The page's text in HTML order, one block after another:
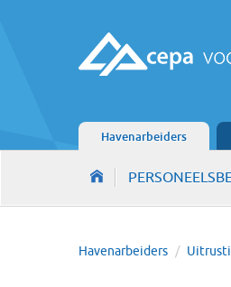
Havenarbeiders
Havenarbeiders /